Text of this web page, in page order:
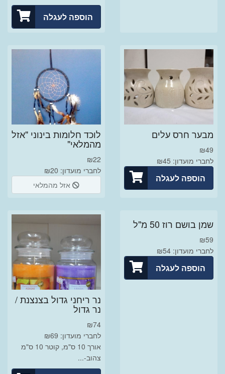
הוספה לעגלה
מבער חרס עלים
₪49
לחברי מועדון: ₪45
הוספה לעגלה
לוכד חלומות בינוני "אזל
מהמלאי"
₪22
לחברי מועדון: ₪20
אזל מהמלאי
שמן בושם רוז 50 מ"ל
₪59
לחברי מועדון: ₪54
הוספה לעגלה
נר ריחני גדול בצנצנת /
נר גדול
₪74
לחברי מועדון: ₪69
אורך 10 ס"מ, קוטר 10 ס"מ
צהוב-...